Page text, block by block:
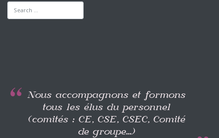
Nous accompagnons et formons
tous les élus du personnel
(comités : CE, CSE, CSEC, Comité
de groupe…)